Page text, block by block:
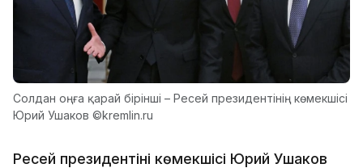
Солдан оңға қарай бірінші – Ресей президентінің көмекшісі
Юрий Ушаков ©kremlin.ru
Ресей президентінің көмекшісі Юрий Ушаков